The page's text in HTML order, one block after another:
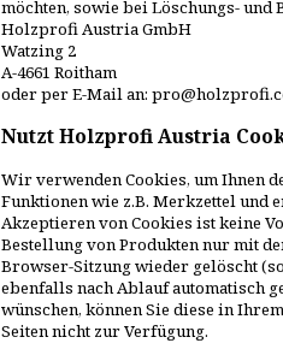
möchten, sowie bei Löschungs-
Holzprofi Austria GmbH
Watzing 2
A-4661 Roitham
oder per E-Mail an:
Nutzt Holzprofi Austria
Wir verwenden Cookies, um Ihnen
Funktionen wie z.B. Merkzettel und
Akzeptieren von Cookies ist keine
Bestellung von Produkten nur mit
Browser-Sitzung wieder gelöscht
ebenfalls nach Ablauf automatisch
wünschen, können Sie diese in
Seiten nicht zur Verfügung.